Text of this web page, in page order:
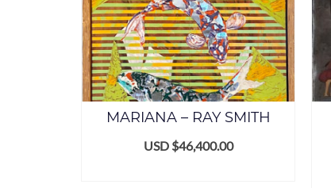
MARIANA – RAY SMITH
USD $46,400.00